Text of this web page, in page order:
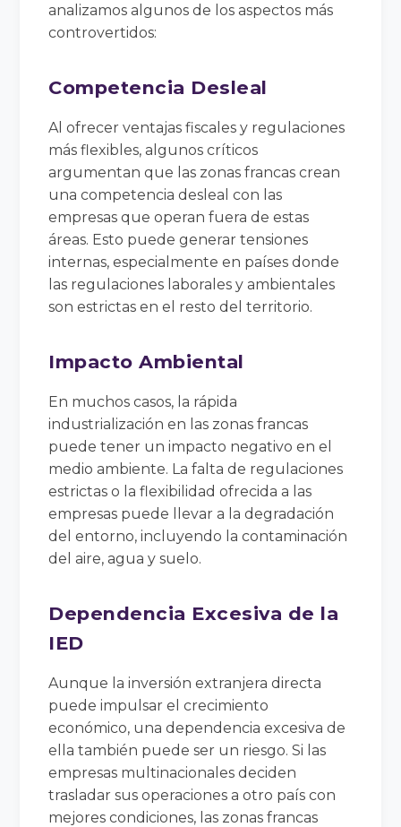
analizamos algunos de los aspectos más
controvertidos:
Competencia Desleal
Al ofrecer ventajas fiscales y regulaciones
más flexibles, algunos críticos
argumentan que las zonas francas crean
una competencia desleal con las
empresas que operan fuera de estas
áreas. Esto puede generar tensiones
internas, especialmente en países donde
las regulaciones laborales y ambientales
son estrictas en el resto del territorio.
Impacto Ambiental
En muchos casos, la rápida
industrialización en las zonas francas
puede tener un impacto negativo en el
medio ambiente. La falta de regulaciones
estrictas o la flexibilidad ofrecida a las
empresas puede llevar a la degradación
del entorno, incluyendo la contaminación
del aire, agua y suelo.
Dependencia Excesiva de la
IED
Aunque la inversión extranjera directa
puede impulsar el crecimiento
económico, una dependencia excesiva de
ella también puede ser un riesgo. Si las
empresas multinacionales deciden
trasladar sus operaciones a otro país con
mejores condiciones, las zonas francas